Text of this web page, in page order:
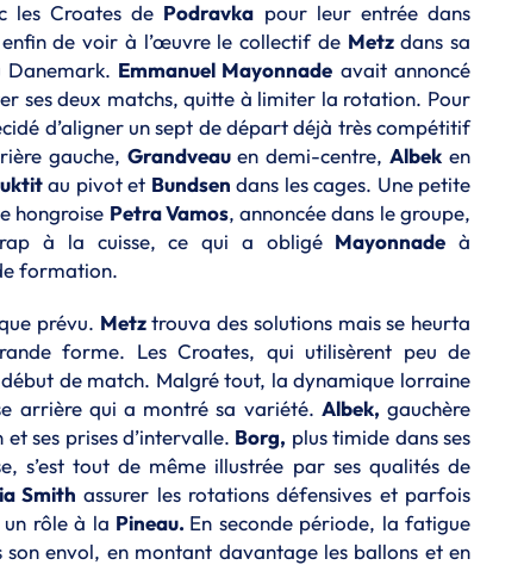
les Croates de Podravka pour leur entrée dans
de voir à l’œuvre le collectif de Metzdans sa
Danemark. Emmanuel Mayonnade avait annoncé
ses deux matchs, quitte à limiter la rotation. Pour
d’aligner un sept de départ déjà très compétitif
gauche, Grandveauen demi-centre,Albek en
au pivot et Bundsen dans les cages. Une petite
hongroise Petra Vamos, annoncée dans le groupe,
à la cuisse, ce qui a obligé Mayonnade à
formation.
prévu. Metztrouva des solutions mais se heurta
forme. Les Croates, qui utilisèrent peu de
de match. Malgré tout, la dynamique lorraine
arrière qui a montré sa variété. Albek, gauchère
ses prises d’intervalle. Borg, plus timide dans ses
s’est tout de même illustrée par ses qualités de
Smith assurer les rotations défensives et parfois
un rôle à la Pineau. En seconde période, la fatigue
envol, en montant davantage les ballons et en